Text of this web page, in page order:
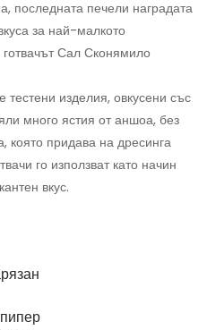
последната печели наградата
за най-малкото
Сал Сконямило
изделия, овкусени със
много ястия от аншоа, без
която придава на дресинга
го използват като начин
вкус.